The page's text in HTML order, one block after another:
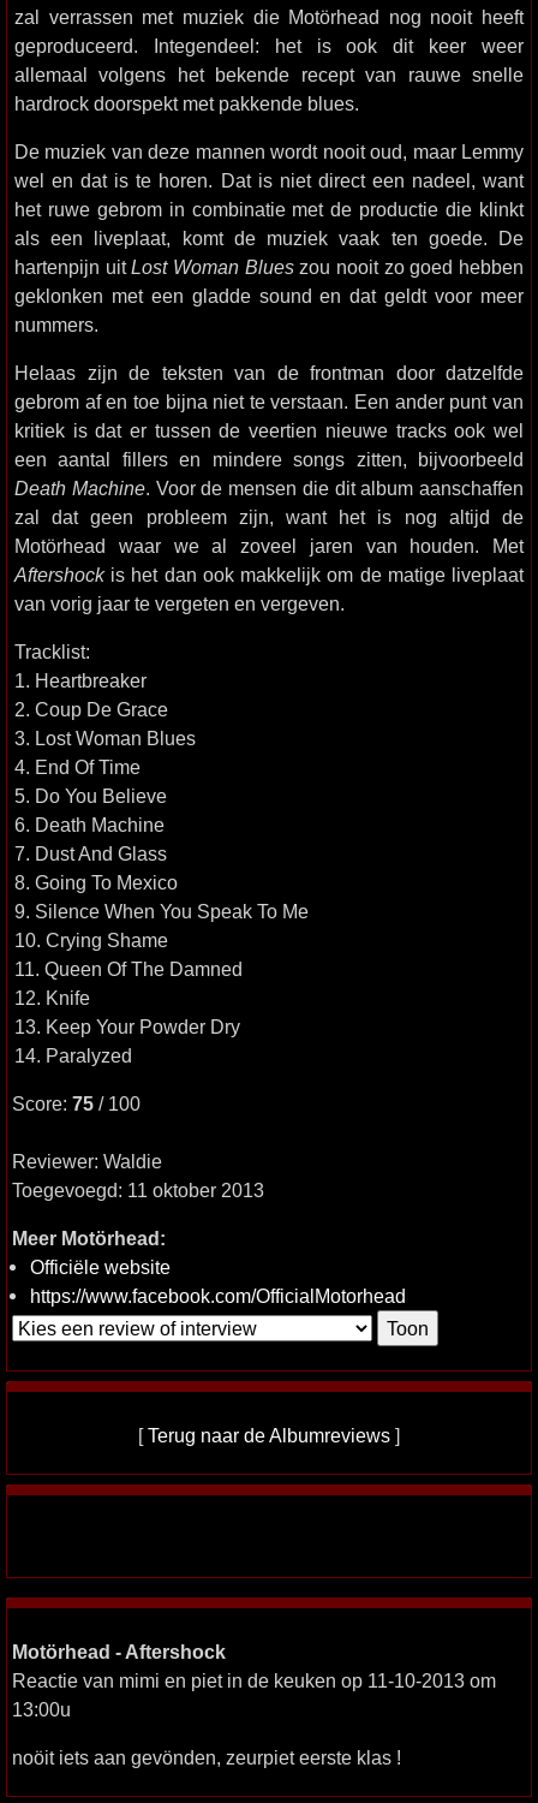
zal verrassen met muziek die Motörhead nog nooit heeft
geproduceerd. Integendeel: het is ook dit keer weer
allemaal volgens het bekende recept van rauwe snelle
hardrock doorspekt met pakkende blues.
De muziek van deze mannen wordt nooit oud, maar Lemmy
wel en dat is te horen. Dat is niet direct een nadeel, want
het ruwe gebrom in combinatie met de productie die klinkt
als een liveplaat, komt de muziek vaak ten goede. De
hartenpijn uitLost Woman Blueszou nooit zo goed hebben
geklonken met een gladde sound en dat geldt voor meer
nummers.
Helaas zijn de teksten van de frontman door datzelfde
gebrom af en toe bijna niet te verstaan. Een ander punt van
kritiek is dat er tussen de veertien nieuwe tracks ook wel
een aantal fillers en mindere songs zitten, bijvoorbeeld
Death Machine. Voor de mensen die dit album aanschaffen
zal dat geen probleem zijn, want het is nog altijd de
Motörhead waar we al zoveel jaren van houden. Met
Aftershockis het dan ook makkelijk om de matige liveplaat
van vorig jaar te vergeten en vergeven.
Tracklist:
1. Heartbreaker
2. Coup De Grace
3. Lost Woman Blues
4. End Of Time
5. Do You Believe
6. Death Machine
7. Dust And Glass
8. Going To Mexico
9. Silence When You Speak To Me
10. Crying Shame
11. Queen Of The Damned
12. Knife
13. Keep Your Powder Dry
14. Paralyzed
Score: 75 / 100
Reviewer: Waldie
Toegevoegd: 11 oktober 2013
Meer Motörhead:
Officiële website
https://www.facebook.com/OfficialMotorhead
[Terug naar de Albumreviews ]
Motörhead - Aftershock
Reactie van mimi en piet in de keuken op 11-10-2013 om
13:00u
noöit iets aan gevönden, zeurpiet eerste klas !